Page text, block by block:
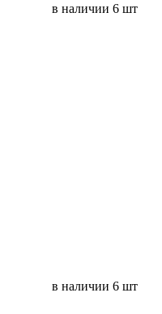
в наличии 6 шт
в наличии 6 шт